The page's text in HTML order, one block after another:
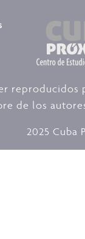
de los
2025 Cuba